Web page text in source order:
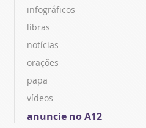
infográficos
libras
notícias
orações
papa
vídeos
anuncie no A12